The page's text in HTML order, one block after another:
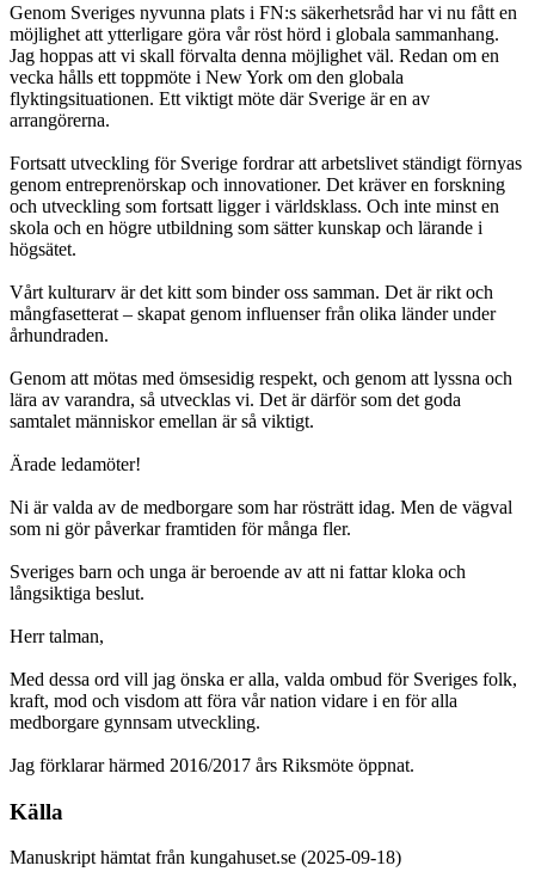
Genom Sveriges nyvunna plats i FN:s säkerhetsråd har vi nu fått en
möjlighet att ytterligare göra vår röst hörd i globala sammanhang.
Jag hoppas att vi skall förvalta denna möjlighet väl. Redan om en
vecka hålls ett toppmöte i New York om den globala
flyktingsituationen. Ett viktigt möte där Sverige är en av
arrangörerna.
Fortsatt utveckling för Sverige fordrar att arbetslivet ständigt förnyas
genom entreprenörskap och innovationer. Det kräver en forskning
och utveckling som fortsatt ligger i världsklass. Och inte minst en
skola och en högre utbildning som sätter kunskap och lärande i
högsätet.
Vårt kulturarv är det kitt som binder oss samman. Det är rikt och
mångfasetterat – skapat genom influenser från olika länder under
århundraden.
Genom att mötas med ömsesidig respekt, och genom att lyssna och
lära av varandra, så utvecklas vi. Det är därför som det goda
samtalet människor emellan är så viktigt.
Ärade ledamöter!
Ni är valda av de medborgare som har rösträtt idag. Men de vägval
som ni gör påverkar framtiden för många fler.
Sveriges barn och unga är beroende av att ni fattar kloka och
långsiktiga beslut.
Herr talman,
Med dessa ord vill jag önska er alla, valda ombud för Sveriges folk,
kraft, mod och visdom att föra vår nation vidare i en för alla
medborgare gynnsam utveckling.
Jag förklarar härmed 2016/2017 års Riksmöte öppnat.
Källa
Manuskript hämtat från kungahuset.se (2025-09-18)